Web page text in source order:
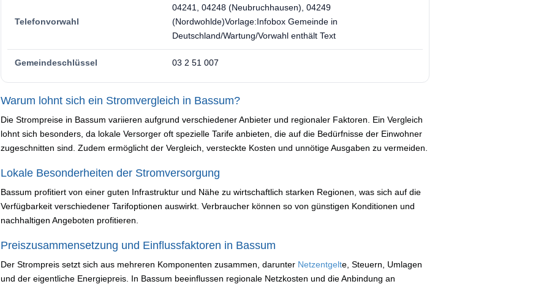
Telefonvorwahl
04241, 04248 (Neubruchhausen), 04249
(Nordwohlde)Vorlage:Infobox Gemeinde in
Deutschland/Wartung/Vorwahl enthält Text
Gemeindeschlüssel 03 2 51 007
Warum lohnt sich ein Stromvergleich in Bassum?
Die Strompreise in Bassum variieren aufgrund verschiedener Anbieter und regionaler Faktoren. Ein Vergleich
lohnt sich besonders, da lokale Versorger oft spezielle Tarife anbieten, die auf die Bedürfnisse der Einwohner
zugeschnitten sind. Zudem ermöglicht der Vergleich, versteckte Kosten und unnötige Ausgaben zu vermeiden.
Lokale Besonderheiten der Stromversorgung
Bassum profitiert von einer guten Infrastruktur und Nähe zu wirtschaftlich starken Regionen, was sich auf die
Verfügbarkeit verschiedener Tarifoptionen auswirkt. Verbraucher können so von günstigen Konditionen und
nachhaltigen Angeboten profitieren.
Preiszusammensetzung und Einflussfaktoren in Bassum
Der Strompreis setzt sich aus mehreren Komponenten zusammen, darunter Netzentgelte, Steuern, Umlagen
und der eigentliche Energiepreis. In Bassum beeinflussen regionale Netzkosten und die Anbindung an